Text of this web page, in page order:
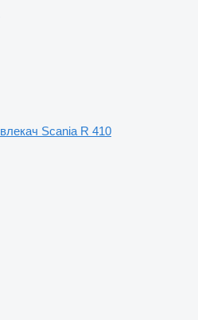
влекач Scania R 410